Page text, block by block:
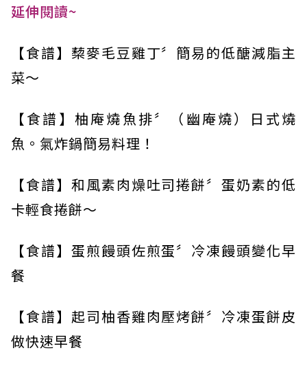
延伸閱讀~
【食譜】蔾麥毛豆雞丁〞簡易的低醣減脂主
菜～
【食譜】柚庵燒魚排〞（幽庵燒）日式燒
魚。氣炸鍋簡易料理！
【食譜】和風素肉燥吐司捲餅〞蛋奶素的低
卡輕食捲餅～
【食譜】蛋煎饅頭佐煎蛋〞冷凍饅頭變化早
餐
【食譜】起司柚香雞肉壓烤餅〞冷凍蛋餅皮
做快速早餐